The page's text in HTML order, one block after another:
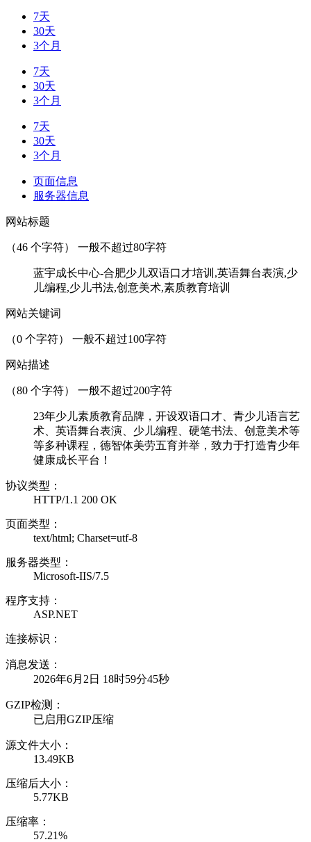
7天
30天
3个月
7天
30天
3个月
7天
30天
3个月
页面信息
服务器信息
网站标题
（46 个字符） 一般不超过80字符
蓝宇成长中心-合肥少儿双语口才培训,英语舞台表演,少
儿编程,少儿书法,创意美术,素质教育培训
网站关键词
（0 个字符） 一般不超过100字符
网站描述
（80 个字符） 一般不超过200字符
23年少儿素质教育品牌，开设双语口才、青少儿语言艺
术、英语舞台表演、少儿编程、硬笔书法、创意美术等
等多种课程，德智体美劳五育并举，致力于打造青少年
健康成长平台！
协议类型：
HTTP/1.1 200 OK
页面类型：
text/html; Charset=utf-8
服务器类型：
Microsoft-IIS/7.5
程序支持：
ASP.NET
连接标识：
消息发送：
2026年6月2日 18时59分45秒
GZIP检测：
已启用GZIP压缩
源文件大小：
13.49KB
压缩后大小：
5.77KB
压缩率：
57.21%